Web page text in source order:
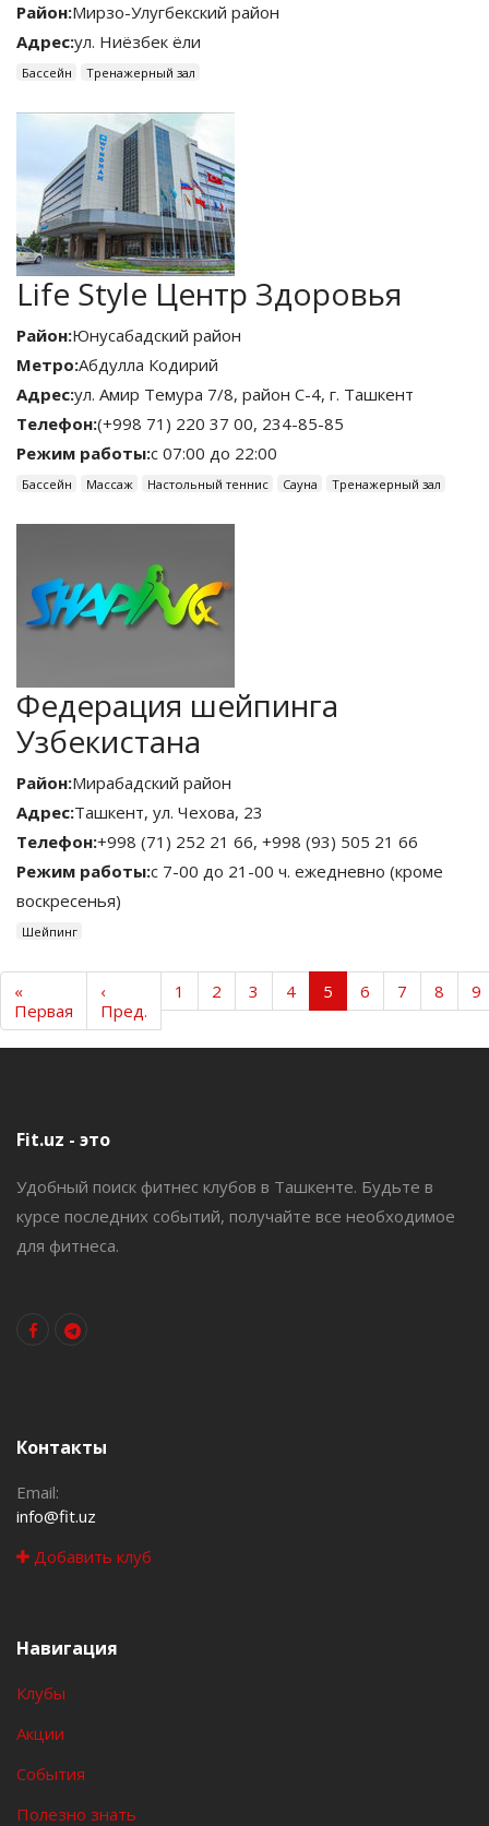
Район:Мирзо-Улугбекский район
Адрес:ул. Ниёзбек ёли
Бассейн Тренажерный зал
Life Style Центр Здоровья
Район:Юнусабадский район
Метро:Абдулла Кодирий
Адрес:ул. Амир Темура 7/8, район С-4, г. Ташкент
Телефон:(+998 71) 220 37 00, 234-85-85
Режим работы:с 07:00 до 22:00
Бассейн Массаж Настольный теннис Сауна Тренажерный зал
Федерация шейпинга
Узбекистана
Район:Мирабадский район
Адрес:Ташкент, ул. Чехова, 23
Телефон:+998 (71) 252 21 66, +998 (93) 505 21 66
Режим работы:с 7-00 до 21-00 ч. ежедневно (кроме
воскресенья)
Шейпинг
«
Первая
‹
Пред.
1 2 3 4 5 6 7 8 9
Fit.uz - это
Удобный поиск фитнес клубов в Ташкенте. Будьте в
курсе последних событий, получайте все необходимое
для фитнеса.
Контакты
Email:
info@fit.uz
Добавить клуб
Навигация
Клубы
Акции
События
Полезно знать